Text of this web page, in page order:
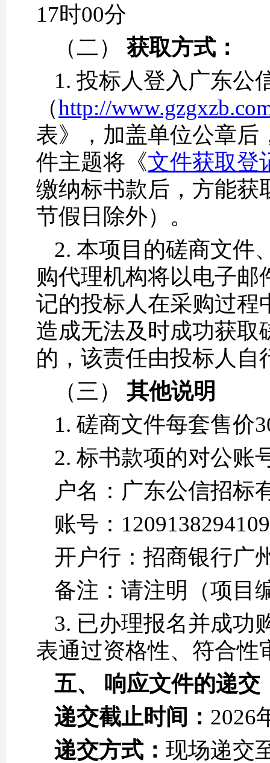
17时00分
（二） 获取方式：
1. 投标人登入广东公
（http://
表》，加盖单位公章后
件主题将《文件获取登
缴纳标书款后，方能获
节假日除外）。
2. 本项目的磋商文件
购代理机构将以电子
记的投标人在采购过程
造成无法及时成功获取
的，该责任由投标人自
（三） 其他说明
1. 磋商文件每套售价
2. 标书款项的对公账
户名：广东公信招标
账号：
开户行：招商银行广
备注：请注明（项目
3. 已办理报名并成功
表通过资格性、符合性
五、 响应文件的递交
递交截止时间： 2026
递交方式： 现场递交